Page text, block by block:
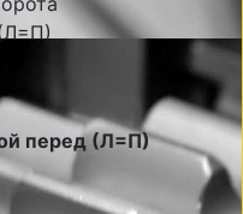
перед (Л=П)